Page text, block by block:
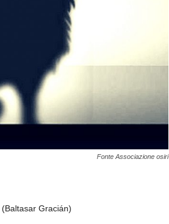
Fonte Associazione osiri
(Baltasar Gracián)